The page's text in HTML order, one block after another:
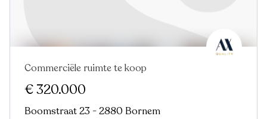
In optie
Commerciële ruimte te koop
€ 320.000
Boomstraat 23 - 2880 Bornem